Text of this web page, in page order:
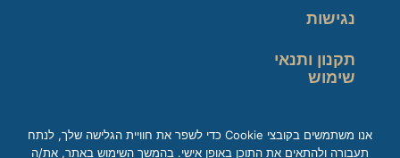
נגישות
תקנון ותנאי
שימוש
אנו משתמשים בקובצי Cookie כדי לשפר את חוויית הגלישה שלך, לנתח
תעבורה ולהתאים את התוכן באופן אישי. בהמשך השימוש באתר, את/ה